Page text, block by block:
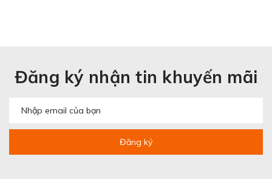
Đăng ký nhận tin khuyến mãi
Đăng ký